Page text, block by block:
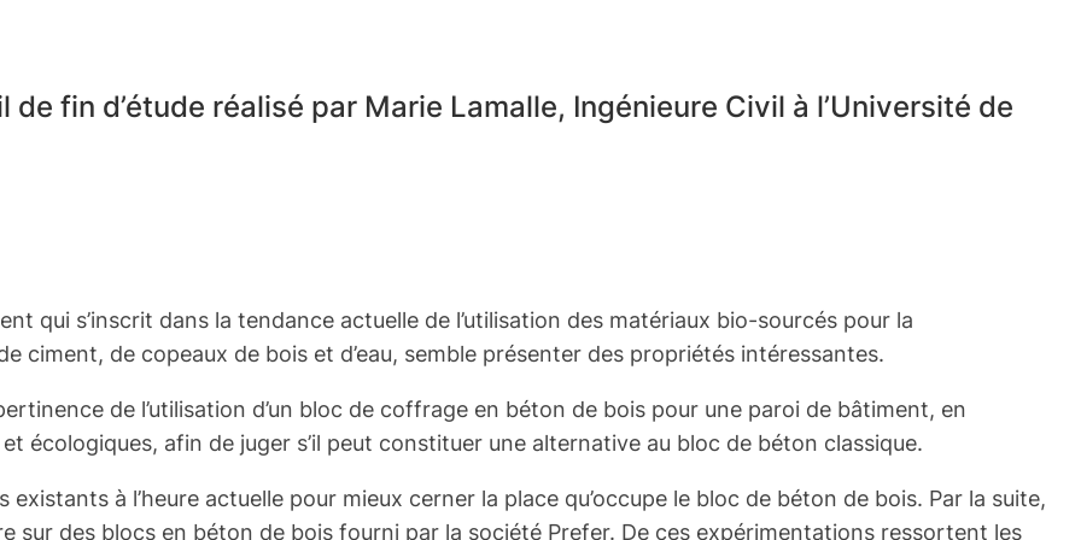
fin d’étude réalisé par Marie Lamalle, Ingénieure Civil à l’Université de
qui s’inscrit dans la tendance actuelle de l’utilisation des matériaux bio-sourcés pour la
ciment, de copeaux de bois et d’eau, semble présenter des propriétés intéressantes.
de l’utilisation d’un bloc de coffrage en béton de bois pour une paroi de bâtiment, en
écologiques, afin de juger s’il peut constituer une alternative au bloc de béton classique.
à l’heure actuelle pour mieux cerner la place qu’occupe le bloc de béton de bois. Par la suite,
sur des blocs en béton de bois fourni par la société Prefer. De ces expérimentations ressortent les